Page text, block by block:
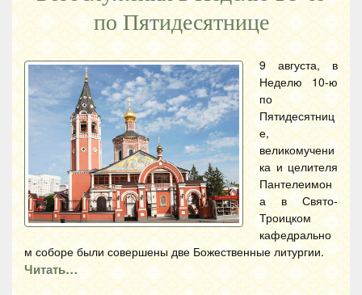
по Пятидесятнице
9 августа, в
Неделю 10-ю
по
Пятидесятниц
е,
великомучени
ка и целителя
Пантелеимон
а в Свято-
Троицком
кафедрально
м соборе были совершены две Божественные литургии.
Читать…